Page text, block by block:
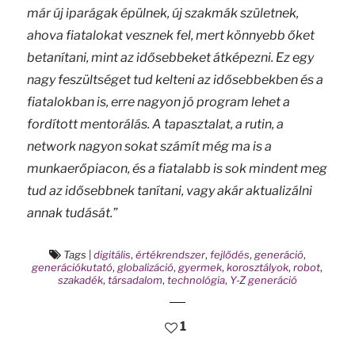
már új iparágak épülnek, új szakmák születnek,
ahova fiatalokat vesznek fel, mert könnyebb őket
betanítani, mint az idősebbeket átképezni. Ez egy
nagy feszültséget tud kelteni az idősebbekben és a
fiatalokban is, erre nagyon jó program lehet a
fordított mentorálás. A tapasztalat, a rutin, a
network nagyon sokat számít még ma is a
munkaerőpiacon, és a fiatalabb is sok mindent meg
tud az idősebbnek tanítani, vagy akár aktualizálni
annak tudását.”
Tags digitális, értékrendszer, fejlődés, generáció,
generációkutató,globalizáció,gyermek,korosztályok,robot,
szakadék, társadalom, technológia, Y-Z generáció
1